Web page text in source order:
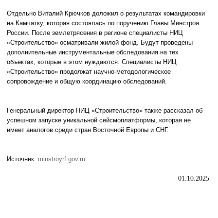
Отдельно Виталий Крючков доложил о результатах командировки
на Камчатку, которая состоялась по поручению Главы Минстроя
России. После землетрясения в регионе специалисты НИЦ
«Строительство» осматривали жилой фонд. Будут проведены
дополнительные инструментальные обследования на тех
объектах, которые в этом нуждаются. Специалисты НИЦ
«Строительство» продолжат научно-методологическое
сопровождение и общую координацию обследований.
Генеральный директор НИЦ «Строительство» также рассказал об
успешном запуске уникальной сейсмоплатформы, которая не
имеет аналогов среди стран Восточной Европы и СНГ.
Источник: minstroyrf.gov.ru
01.10.2025